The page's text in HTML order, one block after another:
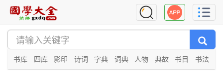
书库 四库 影印 诗词 字典 词典 人物 典故 书目 书法